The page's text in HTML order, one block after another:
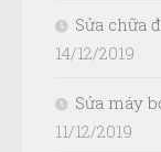
Sửa chữa
14/12/2019
Sửa máy
11/12/2019